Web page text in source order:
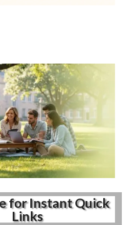
for Instant Quick
Links